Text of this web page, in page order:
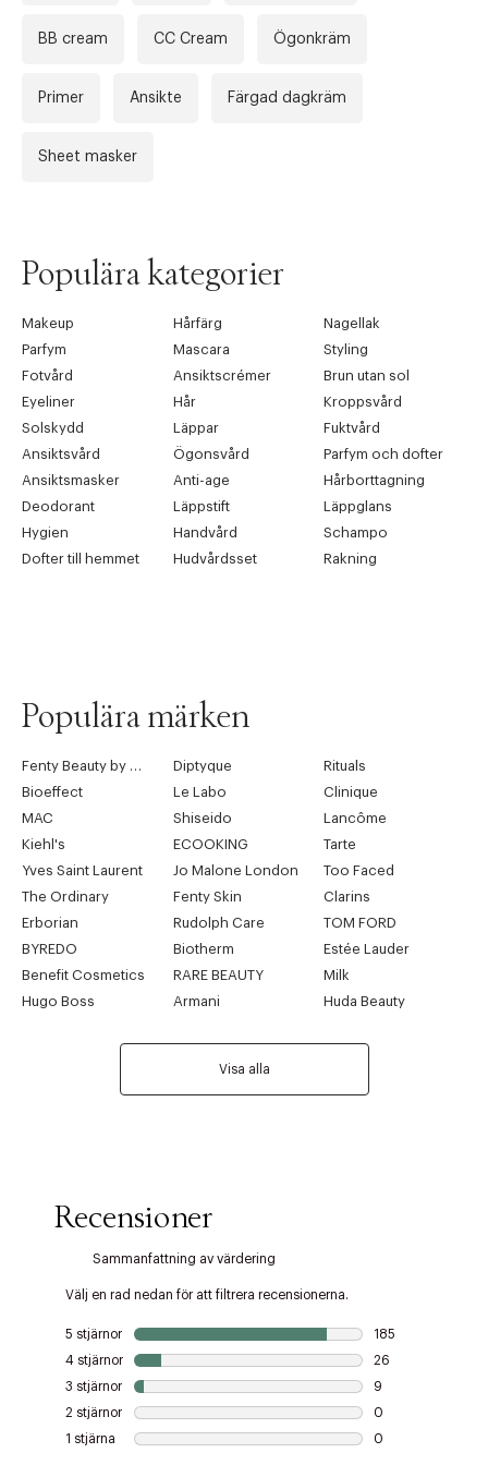
BB cream CC Cream Ögonkräm
Primer Ansikte Färgad dagkräm
Sheet masker
Populära kategorier
Makeup Hårfärg
Nagellak
Parfym
Mascara
Styling
Fotvård
Ansiktscrémer
Brun utan sol
Eyeliner
Hår
Kroppsvård
Solskydd
Läppar
Fuktvård
Ansiktsvård
Ögonsvård
Parfym och dofter
Ansiktsmasker
Anti-age
Hårborttagning
Deodorant
Läppstift
Läppglans
Hygien
Handvård
Schampo
Dofter till hemmet
Hudvårdsset Rakning
Populära märken
Diptyque
Rituals
Bioeffect
Le Labo
Clinique
MAC
Shiseido
Lancôme
Kiehl's
ECOOKING
Tarte
Yves Saint Laurent
Jo Malone London
Too Faced
The Ordinary
Fenty Skin
Clarins
Erborian
Rudolph Care
TOM FORD
BYREDO
Biotherm
Estée Lauder
Benefit Cosmetics
RARE BEAUTY
Milk
Hugo Boss
Armani Huda Beauty
Visa alla